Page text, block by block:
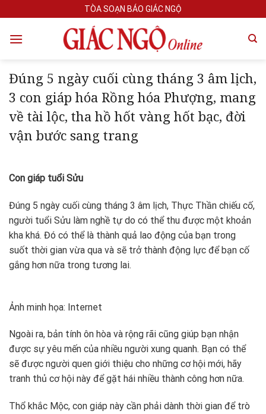
to
content
TÒA SOẠN BÁO GIÁC NGỘ
Đúng 5 ngày cuối cùng tháng 3 âm lịch,
3 con giáp hóa Rồng hóa Phượng, mang
về tài lộc, tha hồ hốt vàng hốt bạc, đời
vận bước sang trang
Con giáp tuổi Sửu
Đúng 5 ngày cuối cùng tháng 3 âm lịch, Thực Thần chiếu cố,
người tuổi Sửu làm nghề tự do có thể thu được một khoản
kha khá. Đó có thể là thành quả lao động của bạn trong
suốt thời gian vừa qua và sẽ trở thành động lực để bạn cố
gắng hơn nữa trong tương lai.
Ảnh minh họa: Internet
Ngoài ra, bản tính ôn hòa và rộng rãi cũng giúp bạn nhận
được sự yêu mến của nhiều người xung quanh. Bạn có thể
sẽ được người quen giới thiệu cho những cơ hội mới, hãy
tranh thủ cơ hội này để gặt hái nhiều thành công hơn nữa.
Thổ khắc Mộc, con giáp này cần phải dành thời gian để trò